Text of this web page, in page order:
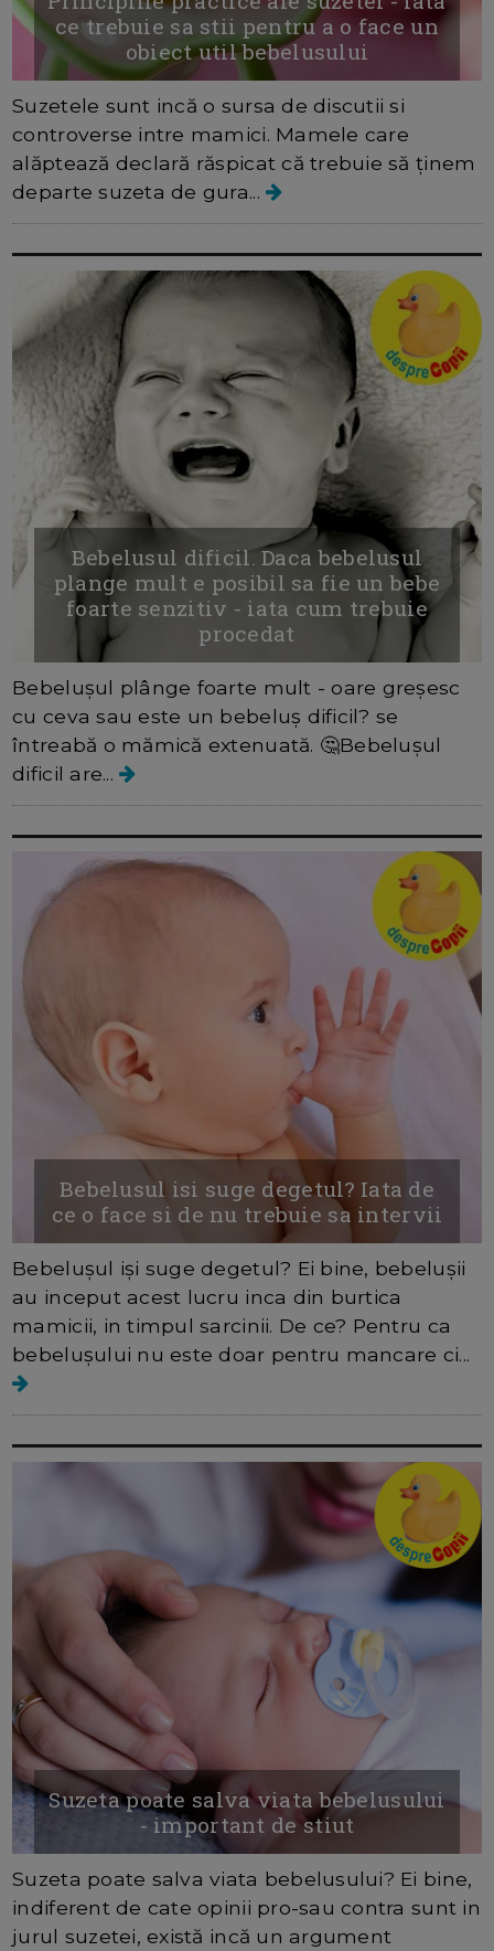
ce trebuie sa stii pentru a o face un
obiect util bebelusului
Suzetele sunt incă o sursa de discutii si
controverse intre mamici. Mamele care
alăptează declară răspicat că trebuie să ținem
departe suzeta de gura...
Bebelusul dificil. Daca bebelusul
plange mult e posibil sa fie un bebe
foarte senzitiv - iata cum trebuie
procedat
Bebelușul plânge foarte mult - oare greșesc
cu ceva sau este un bebeluș dificil? se
întreabă o mămică extenuată. 🤔Bebelușul
dificil are...
Bebelusul isi suge degetul? Iata de
ce o face si de nu trebuie sa intervii
Bebelușul iși suge degetul? Ei bine, bebelușii
au inceput acest lucru inca din burtica
mamicii, in timpul sarcinii. De ce? Pentru ca
bebelușului nu este doar pentru mancare ci...
Suzeta poate salva viata bebelusului
- important de stiut
Suzeta poate salva viata bebelusului? Ei bine,
indiferent de cate opinii pro-sau contra sunt in
jurul suzetei, există incă un argument